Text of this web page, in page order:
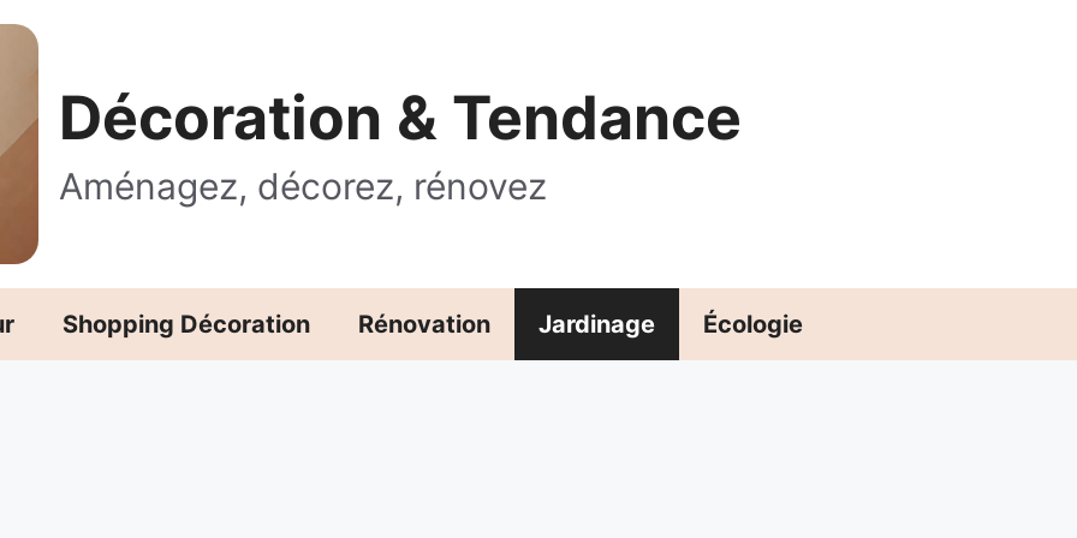
Décoration & Tendance
Aménagez, décorez, rénovez
Shopping Décoration Rénovation Jardinage Écologie